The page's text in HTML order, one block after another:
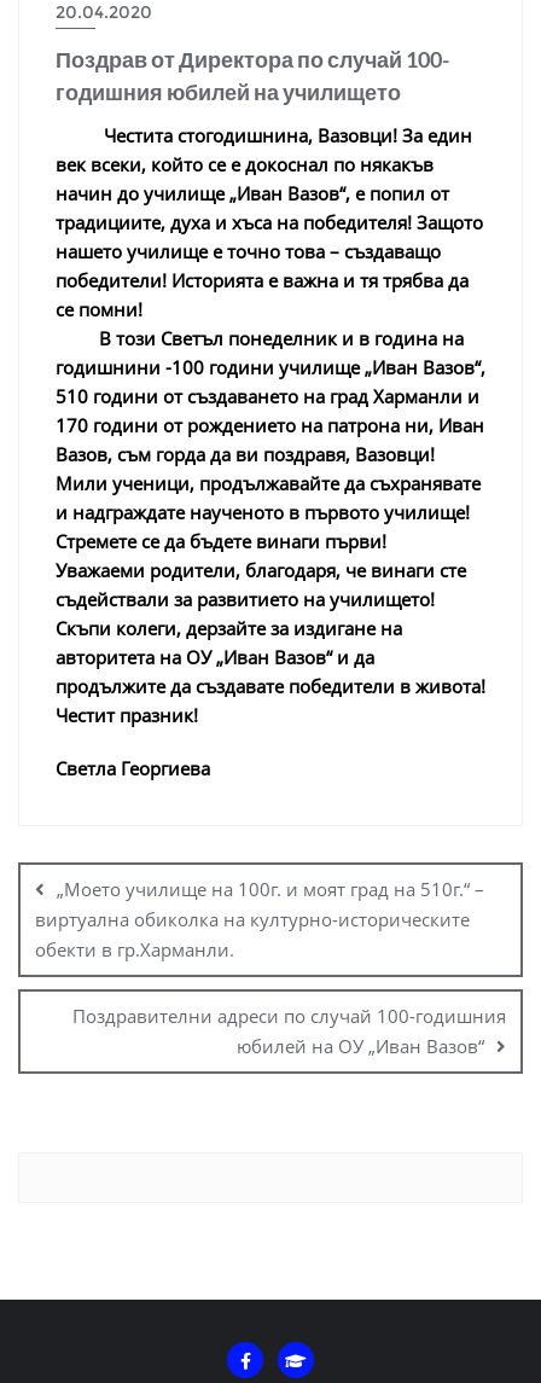
20.04.2020
Поздрав от Директора по случай 100-
годишния юбилей на училището
Честита стогодишнина, Вазовци! За един
век всеки, който се е докоснал по някакъв
начин до училище „Иван Вазов“, е попил от
традициите, духа и хъса на победителя! Защото
нашето училище е точно това – създаващо
победители! Историята е важна и тя трябва да
се помни!
В този Светъл понеделник и в година на
годишнини -100 години училище „Иван Вазов“,
510 години от създаването на град Харманли и
170 години от рождението на патрона ни, Иван
Вазов, съм горда да ви поздравя, Вазовци!
Мили ученици, продължавайте да съхранявате
и надграждате наученото в първото училище!
Стремете се да бъдете винаги първи!
Уважаеми родители, благодаря, че винаги сте
съдействали за развитието на училището!
Скъпи колеги, дерзайте за издигане на
авторитета на ОУ „Иван Вазов“ и да
продължите да създавате победители в живота!
Честит празник!
Светла Георгиева
„Моето училище на 100г. и моят град на 510г.“ –
виртуална обиколка на културно-историческите
обекти в гр.Харманли.
Поздравителни адреси по случай 100-годишния
юбилей на ОУ „Иван Вазов“